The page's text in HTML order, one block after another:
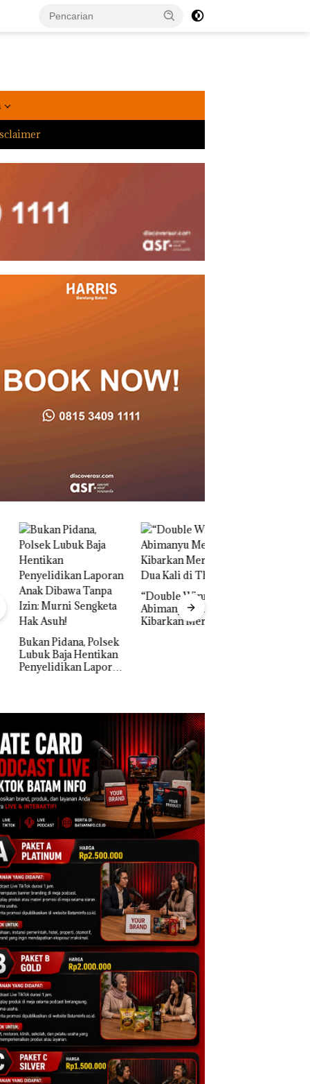
Pidana, Polsek
Baja Hentikan
Laporan
“Double Winner”,
Abimanyu Melesat
Kibarkan Merah Putih